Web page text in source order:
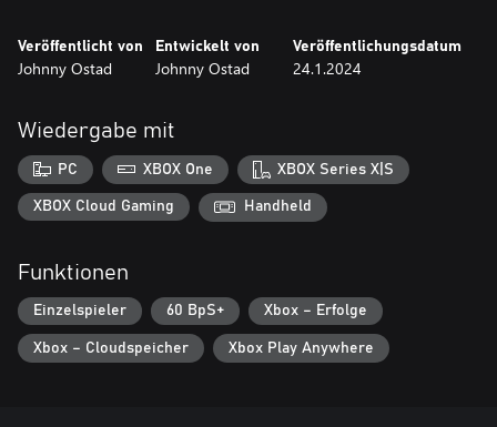
Veröffentlicht von
Johnny Ostad
Entwickelt von
Johnny Ostad
Veröffentlichungsdatum
24.1.2024
Wiedergabe mit
PC XBOX One XBOX Series X|S
XBOX Cloud Gaming Handheld
Funktionen
Einzelspieler 60 BpS+ Xbox – Erfolge
Xbox – Cloudspeicher Xbox Play Anywhere